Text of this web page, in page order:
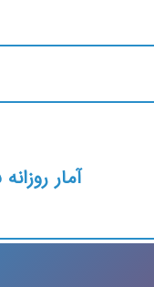
آمار روزانه ۱۴۰۰/۱۰/۱۵(بندر انزلی)